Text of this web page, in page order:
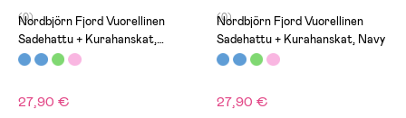
(0)
Nordbjörn Fjord Vuorellinen
Sadehattu + Kurahanskat,
Sininen
27,90 €
(0)
Nordbjörn Fjord Vuorellinen
Sadehattu + Kurahanskat, Navy
27,90 €